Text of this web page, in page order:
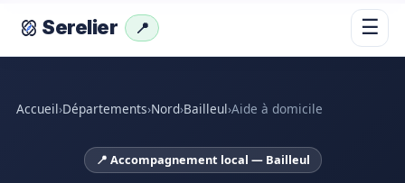
Serelier 📍 ☰
Accueil›Départements›Nord›Bailleul›Aide à domicile
📍 Accompagnement local — Bailleul